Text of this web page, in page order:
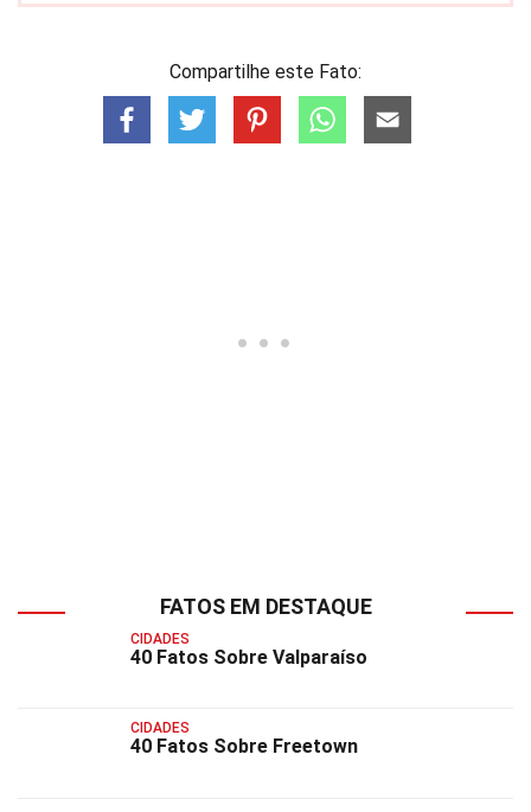
Compartilhe este Fato:
FATOS EM DESTAQUE
CIDADES
40 Fatos Sobre Valparaíso
CIDADES
40 Fatos Sobre Freetown